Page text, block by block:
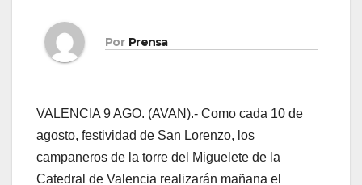
Por Prensa
VALENCIA 9 AGO. (AVAN).- Como cada 10 de
agosto, festividad de San Lorenzo, los
campaneros de la torre del Miguelete de la
Catedral de Valencia realizarán mañana el